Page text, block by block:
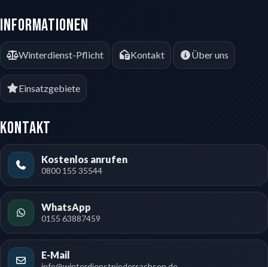
Informationen
Winterdienst-Pflicht Kontakt Über uns
Einsatzgebiete
Kontakt
Kostenlos anrufen
0800 155 35544
WhatsApp
0155 63887459
E-Mail